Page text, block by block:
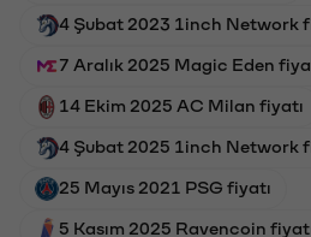
4 Şubat 2023 1inch Network
7 Aralık 2025 Magic Eden
14 Ekim 2025 AC Milan fiyatı
4 Şubat 2025 1inch Network
25 Mayıs 2021 PSG fiyatı
5 Kasım 2025 Ravencoin